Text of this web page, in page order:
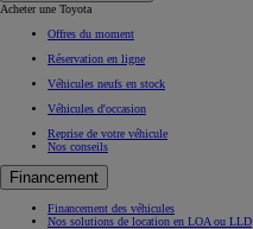
Acheter une Toyota
Offres du moment
Réservation en ligne
Véhicules neufs en stock
Véhicules d'occasion
Reprise de votre véhicule
Nos conseils
Financement
Financement des véhicules
Nos solutions de location en LOA ou LLD